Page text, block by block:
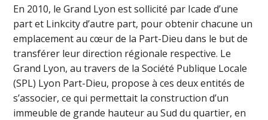
En 2010, le Grand Lyon est sollicité par Icade d’une
part et Linkcity d’autre part, pour obtenir chacune un
emplacement au cœur de la Part-Dieu dans le but de
transférer leur direction régionale respective. Le
Grand Lyon, au travers de la Société Publique Locale
(SPL) Lyon Part-Dieu, propose à ces deux entités de
s’associer, ce qui permettait la construction d’un
immeuble de grande hauteur au Sud du quartier, en